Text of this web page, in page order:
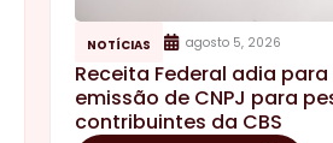
NOTÍCIAS agosto 5, 2026
Receita Federal adia para
emissão de CNPJ para
contribuintes da CBS